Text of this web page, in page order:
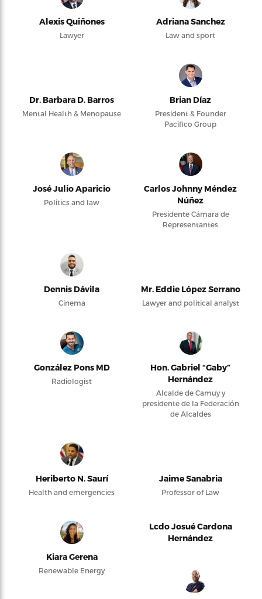
Alexis Quiñones
Lawyer
Adriana Sanchez
Law and sport
Dr. Barbara D. Barros
Mental Health & Menopause
Brian Díaz
President & Founder
Pacifico Group
José Julio Aparicio
Politics and law
Carlos Johnny Méndez
Núñez
Presidente Cámara de
Representantes
Dennis Dávila
Cinema
Mr. Eddie López Serrano
Lawyer and political analyst
González Pons MD
Radiologist
Hon. Gabriel “Gaby”
Hernández
Alcalde de Camuy y
presidente de la Federación
de Alcaldes
Heriberto N. Saurí
Health and emergencies
Jaime Sanabria
Professor of Law
Kiara Gerena
Renewable Energy
Lcdo Josué Cardona
Hernández